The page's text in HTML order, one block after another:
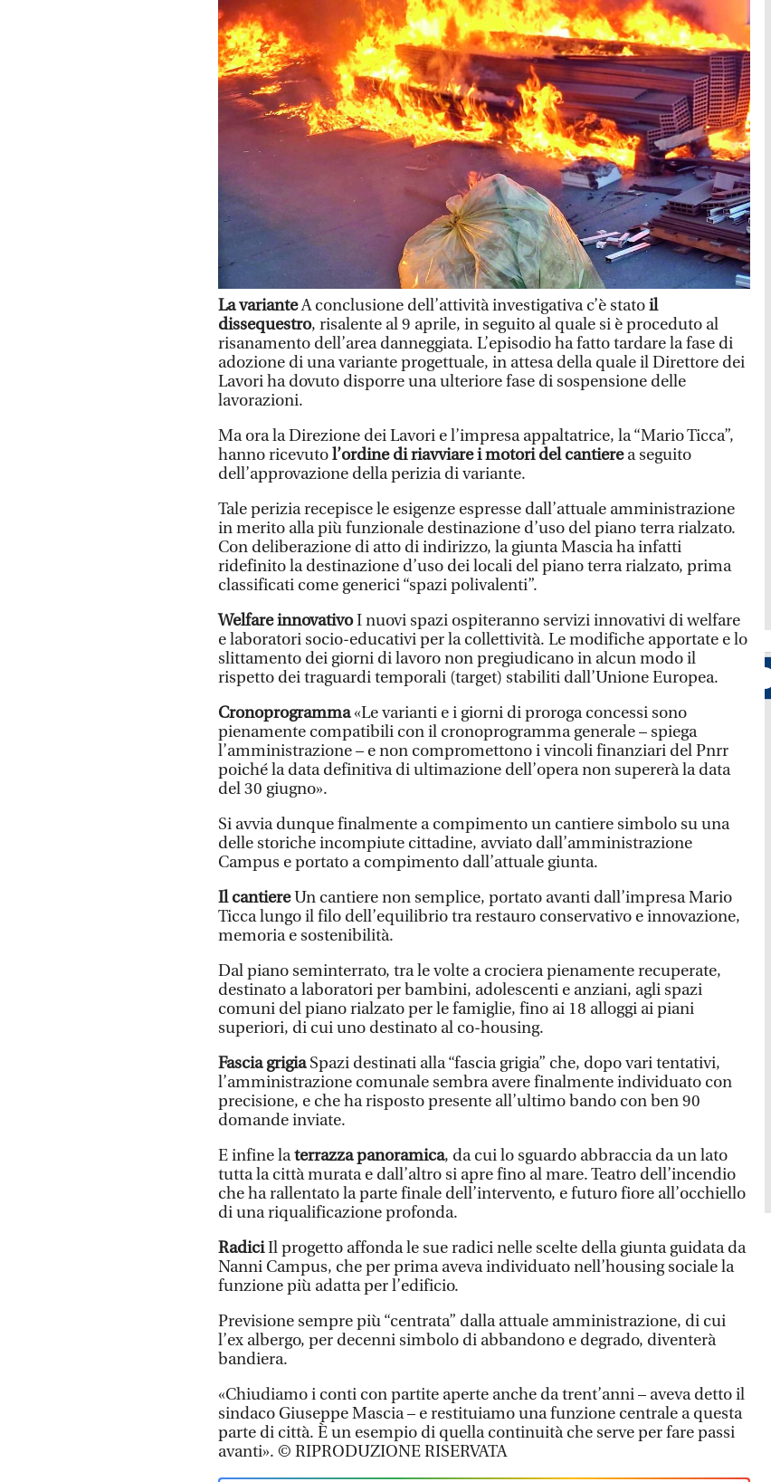
La varianteA conclusione dell’attività investigativa c’è statoil
dissequestro, risalente al 9 aprile, in seguito al quale si è proceduto al
risanamento dell’area danneggiata. L’episodio ha fatto tardare la fase di
adozione di una variante progettuale, in attesa della quale il Direttore dei
Lavori ha dovuto disporre una ulteriore fase di sospensione delle
lavorazioni.
Ma ora la Direzione dei Lavori e l’impresa appaltatrice, la “Mario Ticca”,
hanno ricevutol’ordine di riavviare i motori del cantierea seguito
dell’approvazione della perizia di variante.
Tale perizia recepisce le esigenze espresse dall’attuale amministrazione
in merito alla più funzionale destinazione d’uso del piano terra rialzato.
Con deliberazione di atto di indirizzo, la giunta Mascia ha infatti
ridefinito la destinazione d’uso dei locali del piano terra rialzato, prima
classificati come generici “spazi polivalenti”.
Welfare innovativoI nuovi spazi ospiteranno servizi innovativi di welfare
e laboratori socio-educativi per la collettività. Le modifiche apportate e lo
slittamento dei giorni di lavoro non pregiudicano in alcun modo il
rispetto dei traguardi temporali (target) stabiliti dall’Unione Europea.
Cronoprogramma«Le varianti e i giorni di proroga concessi sono
pienamente compatibili con il cronoprogramma generale – spiega
l’amministrazione – e non compromettono i vincoli finanziari del Pnrr
poiché la data definitiva di ultimazione dell’opera non supererà la data
del 30 giugno».
Si avvia dunque finalmente a compimento un cantiere simbolo su una
delle storiche incompiute cittadine, avviato dall’amministrazione
Campus e portato a compimento dall’attuale giunta.
Il cantiereUn cantiere non semplice, portato avanti dall’impresa Mario
Ticca lungo il filo dell’equilibrio tra restauro conservativo e innovazione,
memoria e sostenibilità.
Dal piano seminterrato, tra le volte a crociera pienamente recuperate,
destinato a laboratori per bambini, adolescenti e anziani, agli spazi
comuni del piano rialzato per le famiglie, fino ai 18 alloggi ai piani
superiori, di cui uno destinato al co-housing.
Fascia grigiaSpazi destinati alla “fascia grigia” che, dopo vari tentativi,
l’amministrazione comunale sembra avere finalmente individuato con
precisione, e che ha risposto presente all’ultimo bando con ben 90
domande inviate.
E infine laterrazza panoramica, da cui lo sguardo abbraccia da un lato
tutta la città murata e dall’altro si apre fino al mare. Teatro dell’incendio
che ha rallentato la parte finale dell’intervento, e futuro fiore all’occhiello
di una riqualificazione profonda.
RadiciIl progetto affonda le sue radici nelle scelte della giunta guidata da
Nanni Campus, che per prima aveva individuato nell’housing sociale la
funzione più adatta per l’edificio.
Previsione sempre più “centrata” dalla attuale amministrazione, di cui
l’ex albergo, per decenni simbolo di abbandono e degrado, diventerà
bandiera.
«Chiudiamo i conti con partite aperte anche da trent’anni – aveva detto il
sindaco Giuseppe Mascia – e restituiamo una funzione centrale a questa
parte di città. È un esempio di quella continuità che serve per fare passi
avanti». © RIPRODUZIONE RISERVATA